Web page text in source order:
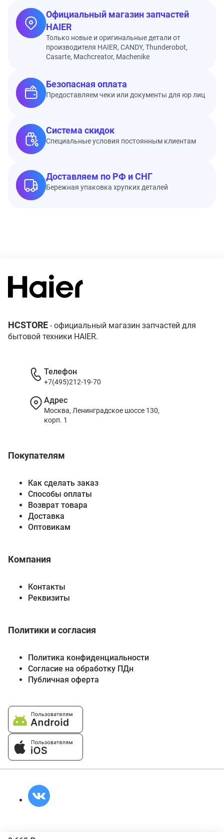
Официальный магазин запчастей
HAIER
Только новые и оригинальные детали от
производителя HAIER, CANDY, Thunderobot,
Casarte, Machcreator, Machenike
Безопасная оплата
Предоставляем чеки или документы для юр лиц
Система скидок
Специальные условия постоянным клиентам
Доставляем по РФ и СНГ
Бережная упаковка хрупких деталей
HCSTORE - официальный магазин запчастей для
бытовой техники HAIER.
Покупателям
Как сделать заказ
Способы оплаты
Возврат товара
Доставка
Оптовикам
Компания
Контакты
Реквизиты
Политики и согласия
Политика конфиденциальности
Согласие на обработку ПДн
Публичная оферта
Телефон
+7(495)212-19-70
Адрес
Москва, Ленинградское шоссе 130,
корп. 1